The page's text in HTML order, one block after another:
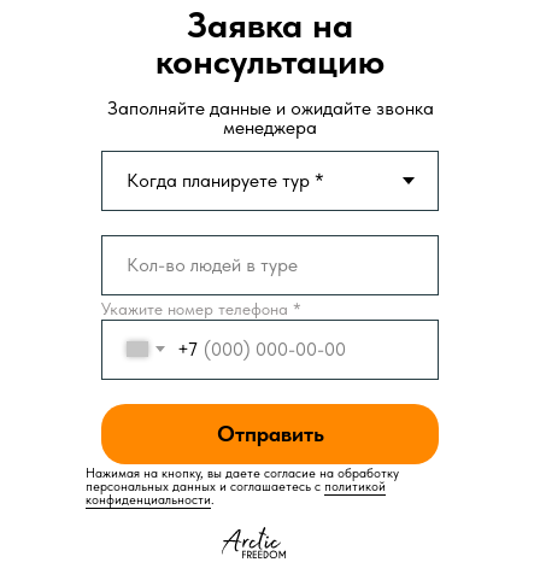
+7
Отправить
Заявка на
консультацию
Заполняйте данные и ожидайте звонка
менеджера
Нажимая на кнопку, вы даете согласие на обработку
персональных данных и соглашаетесь c политикой
конфиденциальности.
Укажите номер телефона *